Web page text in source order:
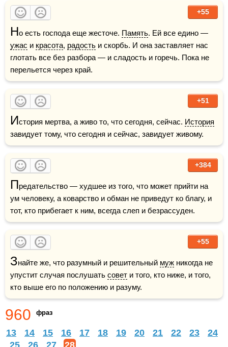
+55
Но есть господа еще жесточе. Память
ужас и красота, радость и скорбь. И она заставляет нас
глотать все без разбора — и сладость и горечь. Пока не
перельется через край.
+51
История мертва, а живо то, что сегодня, сейчас. История
завидует тому, что сегодня и сейчас, завидует живому.
+384
Предательство — худшее из того, что может прийти на
ум человеку, а коварство и обман не приведут ко благу, и
тот, кто прибегает к ним, всегда слеп и безрассуден.
+55
Знайте же, что разумный и решительный муж никогда не
упустит случая послушать совет и того, кто ниже, и того,
кто выше его по положению и разуму.
960 фраз
13 14 15 16 17 18 19 20 21 22 23
24
25
26 27 28